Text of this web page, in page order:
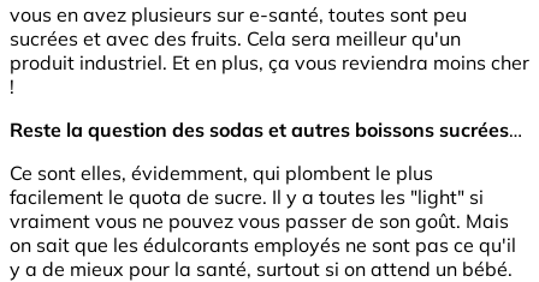
vous en avez plusieurs sur e-santé, toutes sont peu
sucrées et avec des fruits. Cela sera meilleur qu'un
produit industriel. Et en plus, ça vous reviendra moins cher
!
Reste la question des sodas et autres boissons sucrées…
Ce sont elles, évidemment, qui plombent le plus
facilement le quota de sucre. Il y a toutes les "light" si
vraiment vous ne pouvez vous passer de son goût. Mais
on sait que les édulcorants employés ne sont pas ce qu'il
y a de mieux pour la santé, surtout si on attend un bébé.